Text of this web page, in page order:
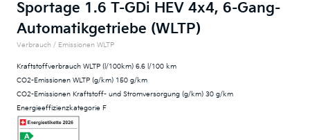
Sportage 1.6 T-GDi HEV 4x4, 6-Gang-
Automatikgetriebe (WLTP)
Verbrauch / Emissionen WLTP
Kraftstoffverbrauch WLTP (l/100km) 6.6 l/100 km
CO2-Emissionen WLTP (g/km) 150 g/km
CO2-Emissionen Kraftstoff- und Stromversorgung (g/km) 30 g/km
Energieeffizienzkategorie F